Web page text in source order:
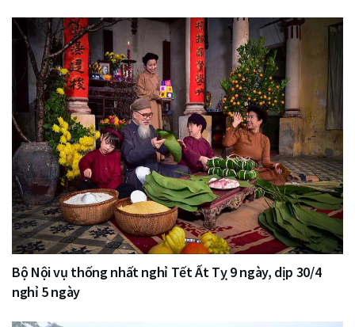
Bộ Nội vụ thống nhất nghỉ Tết Ất Tỵ 9 ngày, dịp 30/4
nghỉ 5 ngày